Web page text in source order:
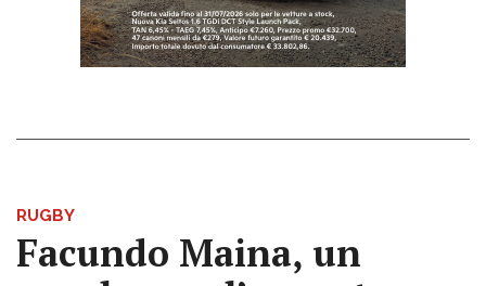
RUGBY
Facundo Maina, un